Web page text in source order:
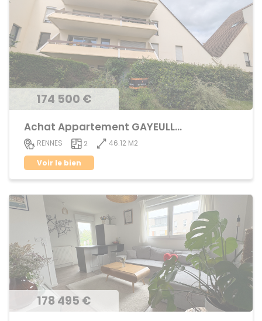
174 500 €
Achat Appartement GAYEULLES
RENNES 2
46.12 M2
Voir le bien
178 495 €